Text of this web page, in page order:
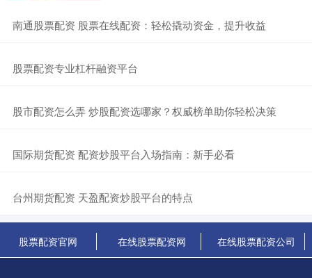
​南通股票配资 股票在线配资：轻松撬动资金，提升收益
​股票配资专业杠杆融资平台
​股市配资怎么弄 炒股配资选哪家？权威榜单助你轻松决策
​国际期货配资 配资炒股平台入场指南：新手必看
​台州期货配资 天盈配资炒股平台的特点
股票配资官网 在线股票配资网 在线股票配资公司